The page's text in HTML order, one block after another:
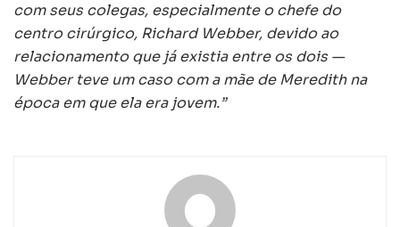
com seus colegas, especialmente o chefe do
centro cirúrgico, Richard Webber, devido ao
relacionamento que já existia entre os dois —
Webber teve um caso com a mãe de Meredith na
época em que ela era jovem.”